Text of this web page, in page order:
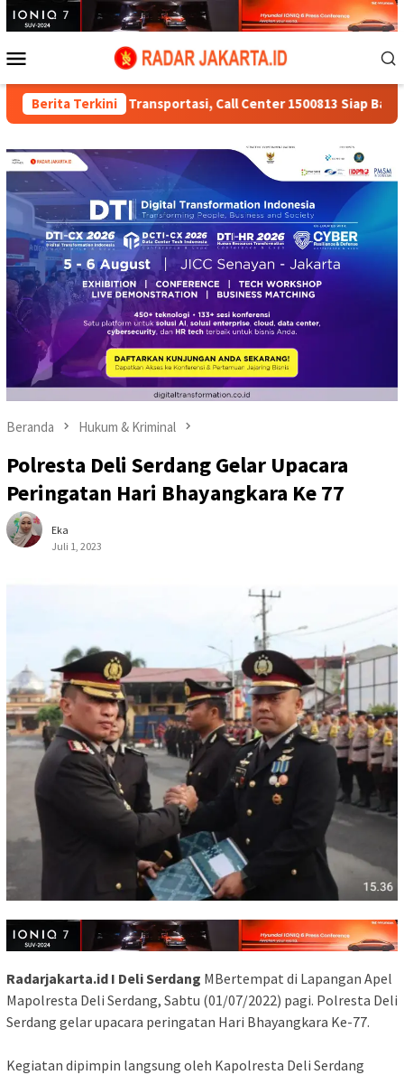
Loncat
ke
Mobile
Berita Terkini
Transportasi, Call Center 1500813 Siap Bantu Warga 24 Jam
Beranda Hukum & Kriminal
Polresta Deli Serdang Gelar Upacara
Peringatan Hari Bhayangkara Ke 77
Eka
Juli 1, 2023
Radarjakarta.id I Deli Serdang MBertempat di Lapangan Apel
Mapolresta Deli Serdang, Sabtu (01/07/2022) pagi. Polresta Deli
Serdang gelar upacara peringatan Hari Bhayangkara Ke-77.
Kegiatan dipimpin langsung oleh Kapolresta Deli Serdang